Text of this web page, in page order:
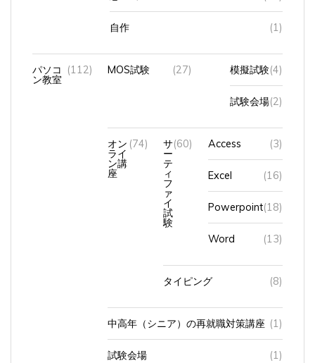
自作 (1)
パソコ
ン教室
(112) MOS試験 (27) 模擬試験(4)
試験会場(2)
オン
ライ
ン講
座
(74) サ
ー
テ
ィ
フ
ァ
イ
試
験
(60) Access (3)
Excel (16)
Powerpoint(18)
Word (13)
タイピング (8)
中高年（シニア）の再就職対策講座 (1)
試験会場 (1)